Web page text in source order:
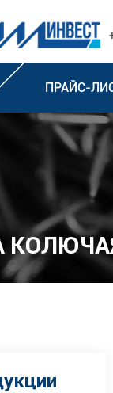
ПРАЙС-